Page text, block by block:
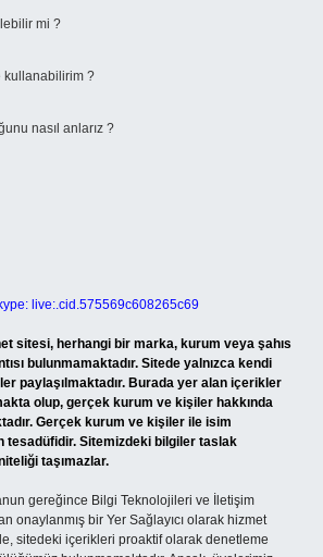
mi ?
kullanabilirim ?
nasıl anlarız ?
live:.cid.575569c608265c69
sitesi, herhangi bir marka, kurum veya şahıs
bulunmamaktadır. Sitede yalnızca kendi
paylaşılmaktadır. Burada yer alan içerikler
olup, gerçek kurum ve kişiler hakkında
Gerçek kurum ve kişiler ile isim
tesadüfidir. Sitemizdeki bilgiler taslak
taşımazlar.
gereğince Bilgi Teknolojileri ve İletişim
onaylanmış bir Yer Sağlayıcı olarak hizmet
sitedeki içerikleri proaktif olarak denetleme